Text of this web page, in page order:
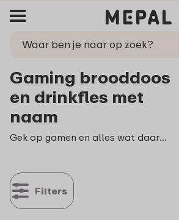
Gaming brooddoos
en drinkfles met
naam
Gek op gamen en alles wat daarmee te maken heeft? Met een gaming brooddoos, schoolbeker en drinkfles waan jij je elke pauze in je favoriete computerspel. Fan van Roblox? Maak dan je eigen unieke Roblox broodtrommel. Voeg je naam of een foto van je favoriete game toe aan je nieuwe lunchtproduct en maak je lunch leven compleet!
Filters